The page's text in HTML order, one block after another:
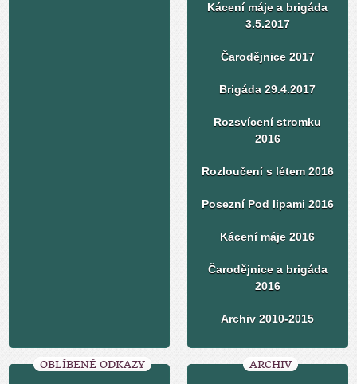
Kácení máje a brigáda
3.5.2017
Čarodějnice 2017
Brigáda 29.4.2017
Rozsvícení stromku
2016
Rozloučení s létem 2016
Posezní Pod lipami 2016
Kácení máje 2016
Čarodějnice a brigáda
2016
Archiv 2010-2015
OBLÍBENÉ ODKAZY ARCHIV